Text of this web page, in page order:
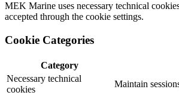
MEK Marine uses necessary technical
accepted through the cookie settings.
Cookie Categories
Category
Necessary technical
cookies
Maintain